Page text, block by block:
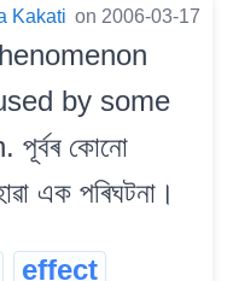
Kakati on 2006-03-17
by some
কোনো
এক পৰিঘটনা।
effect